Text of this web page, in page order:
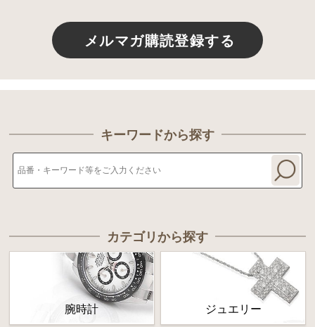
メルマガ購読登録する
キーワードから探す
カテゴリから探す
腕時計 ジュエリー